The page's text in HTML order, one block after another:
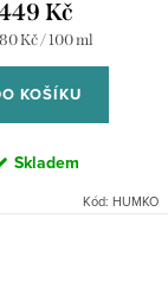
Kč
Kč / 100 ml
KOŠÍKU
Skladem
Kód: HUMKO